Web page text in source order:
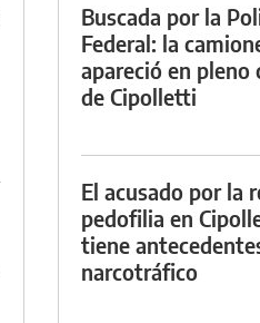
Buscada por la
Federal: la
apareció en pleno
de Cipolletti
El acusado por la
pedofilia en
tiene
narcotráfico